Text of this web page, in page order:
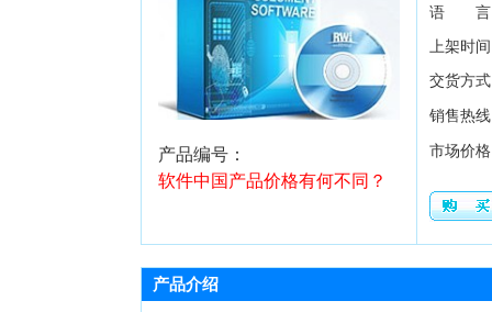
产品编号：
软件中国产品价格有何不同？
语 言
上架时
交货方
销售热
市场价
产品介绍